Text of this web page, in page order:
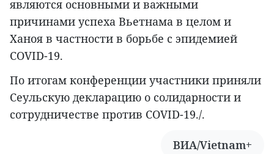
являются основными и важными
причинами успеха Вьетнама в целом и
Ханоя в частности в борьбе с эпидемией
COVID-19.
По итогам конференции участники приняли
Сеульскую декларацию о солидарности и
сотрудничестве против COVID-19./.
ВИА/Vietnam+